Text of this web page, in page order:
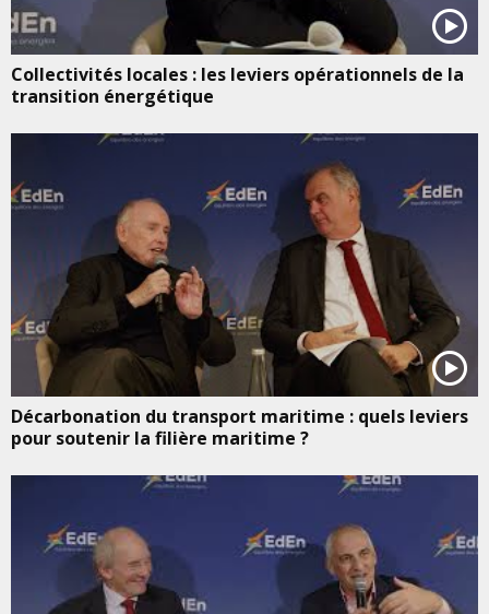
Collectivités locales : les leviers opérationnels de la
transition énergétique
Décarbonation du transport maritime : quels leviers
pour soutenir la filière maritime ?